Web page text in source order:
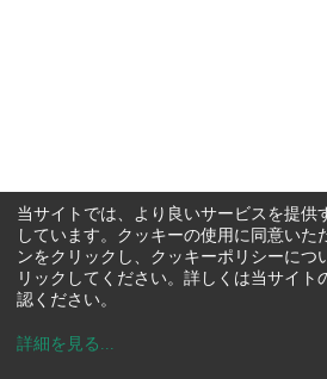
当サイトでは、より良いサービスを提供
しています。クッキーの使用に同意いた
ンをクリックし、クッキーポリシーにつ
リックしてください。詳しくは当サイト
認ください。
詳細を見る ...